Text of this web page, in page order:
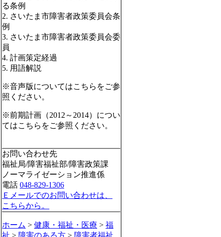
る条例
2. さいたま市障害者政策委員会条
例
3. さいたま市障害者政策委員会委
員
4. 計画策定経過
5. 用語解説
※音声版についてはこちらをご参
照ください。
※前期計画（2012～2014）につい
てはこちらをご参照ください。
お問い合わせ先
福祉局/障害福祉部/障害政策課
ノーマライゼーション推進係
電話 048-829-1306
Ｅメールでのお問い合わせは、
こちらから。
ホーム > 健康・福祉・医療 > 福
祉 > 障害のある方 > 障害者福祉